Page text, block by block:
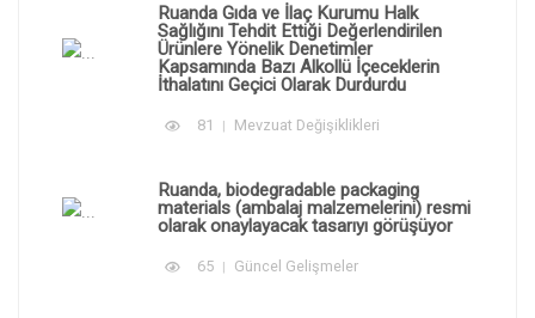
Ruanda Gıda ve İlaç Kurumu Halk
Sağlığını Tehdit Ettiği Değerlendirilen
Ürünlere Yönelik Denetimler
Kapsamında Bazı Alkollü İçeceklerin
İthalatını Geçici Olarak Durdurdu
81 Mevzuat Değişiklikleri
Ruanda, biodegradable packaging
materials (ambalaj malzemelerini) resmi
olarak onaylayacak tasarıyı görüşüyor
65 Güncel Gelişmeler